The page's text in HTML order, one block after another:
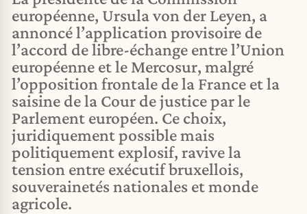
européenne, Ursula von der Leyen, a
annoncé l’application provisoire de
l’accord de libre-échange entre l’Union
européenne et le Mercosur, malgré
l’opposition frontale de la France et la
saisine de la Cour de justice par le
Parlement européen. Ce choix,
juridiquement possible mais
politiquement explosif, ravive la
tension entre exécutif bruxellois,
souverainetés nationales et monde
agricole.